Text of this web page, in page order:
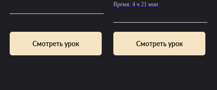
Смотреть урок
Время: 4 ч 21 мин
Смотреть урок